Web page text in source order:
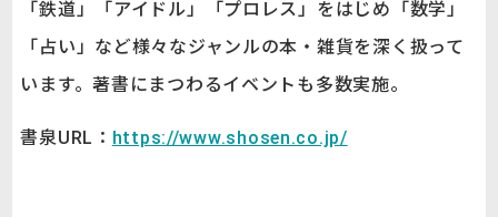
「鉄道」「アイドル」「プロレス」をはじめ「数学」
「占い」など様々なジャンルの本・雑貨を深く扱って
います。著書にまつわるイベントも多数実施。
書泉URL： https://www.shosen.co.jp/